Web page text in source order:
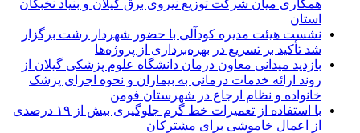
همكاری میان شركت توزیع نیروی برق گیلان و بنیاد نخبگان
استان
نشست هیئت مدیره کودآلی با حضور شهردار رشت برگزار
شد تأکید بر تسریع در بهره‌برداری از پروژه‌ها
بازدید میدانی معاون درمان دانشگاه علوم پزشکی گیلان از
روند ارائه خدمات درمانی به بیماران و نحوه اجرای پزشک
خانواده و نظام ارجاع در شهرستان فومن
با استفاده از تعمیرات خط گرم جلوگیری بیش از ۱۹ درصدی
از اعمال خاموشی برای مشتركان